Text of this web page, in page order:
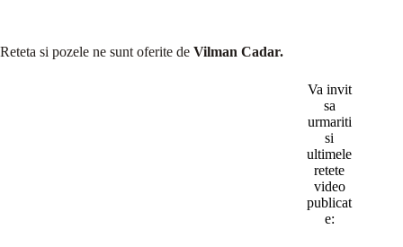
Reteta si pozele ne sunt oferite de Vilman Cadar.
Va invit
sa
urmariti
si
ultimele
retete
video
publicat
e: